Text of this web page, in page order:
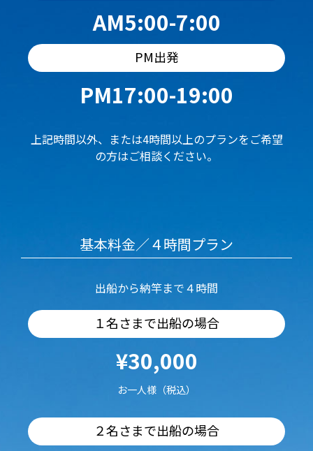
AM5:00-7:00
PM出発
PM17:00-19:00
上記時間以外、または4時間以上のプランをご希望
の方はご相談ください。
基本料金／４時間プラン
出船から納竿まで４時間
１名さまで出船の場合
¥30,000
お一人様（税込）
２名さまで出船の場合